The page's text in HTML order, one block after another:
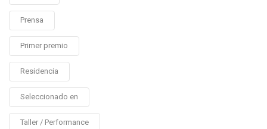
Prensa
Primer premio
Residencia
Seleccionado en
Taller / Performance